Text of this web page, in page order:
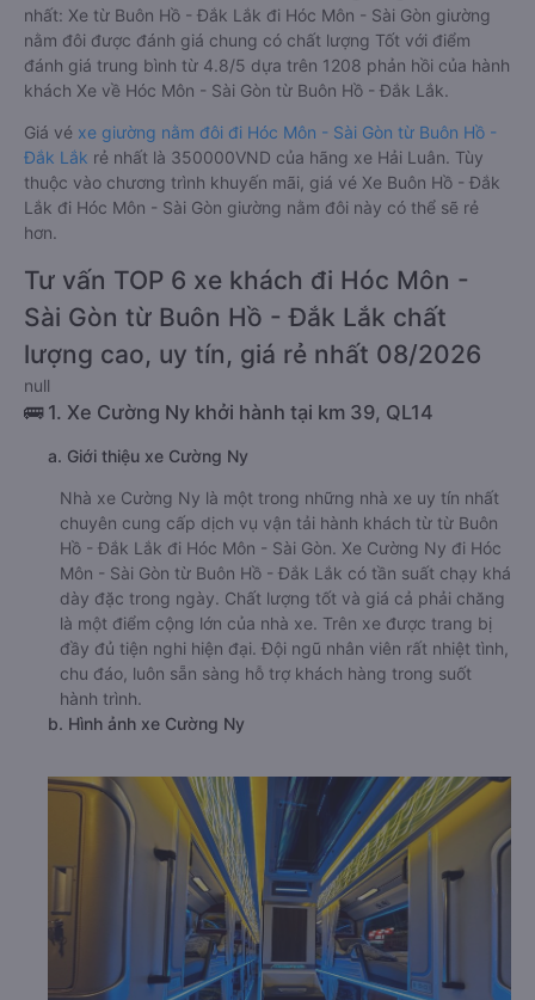
nhất: Xe từ Buôn Hồ - Đắk Lắk đi Hóc Môn - Sài Gòn giường
nằm đôi được đánh giá chung có chất lượng Tốt với điểm
đánh giá trung bình từ 4.8/5 dựa trên 1208 phản hồi của hành
khách Xe về Hóc Môn - Sài Gòn từ Buôn Hồ - Đắk Lắk.
Giá vé xe giường nằm đôi đi Hóc Môn - Sài Gòn từ Buôn Hồ -
Đắk Lắk rẻ nhất là 350000VND của hãng xe Hải Luân. Tùy
thuộc vào chương trình khuyến mãi, giá vé Xe Buôn Hồ - Đắk
Lắk đi Hóc Môn - Sài Gòn giường nằm đôi này có thể sẽ rẻ
hơn.
Tư vấn TOP 6 xe khách đi Hóc Môn -
Sài Gòn từ Buôn Hồ - Đắk Lắk chất
lượng cao, uy tín, giá rẻ nhất 08/2026
null
🚌 1. Xe Cường Ny khởi hành tại km 39, QL14
a. Giới thiệu xe Cường Ny
Nhà xe Cường Ny là một trong những nhà xe uy tín nhất
chuyên cung cấp dịch vụ vận tải hành khách từ từ Buôn
Hồ - Đắk Lắk đi Hóc Môn - Sài Gòn. Xe Cường Ny đi Hóc
Môn - Sài Gòn từ Buôn Hồ - Đắk Lắk có tần suất chạy khá
dày đặc trong ngày. Chất lượng tốt và giá cả phải chăng
là một điểm cộng lớn của nhà xe. Trên xe được trang bị
đầy đủ tiện nghi hiện đại. Đội ngũ nhân viên rất nhiệt tình,
chu đáo, luôn sẵn sàng hỗ trợ khách hàng trong suốt
hành trình.
b. Hình ảnh xe Cường Ny